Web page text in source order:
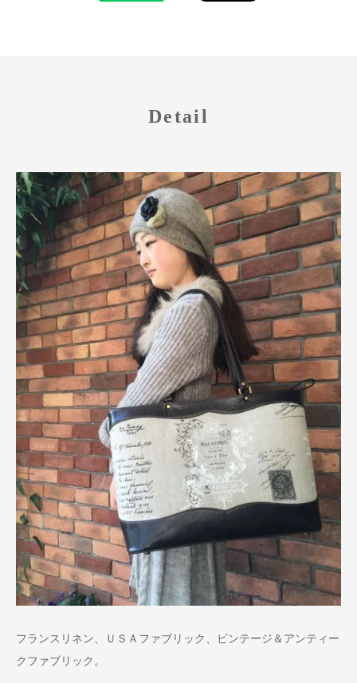
Detail
フランスリネン、ＵＳＡファブリック、ビンテージ＆アンティー
クファブリック。